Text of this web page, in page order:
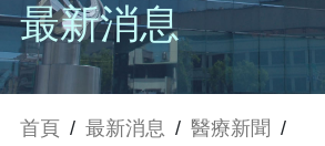
最新消息
首頁 / 最新消息 / 醫療新聞 /